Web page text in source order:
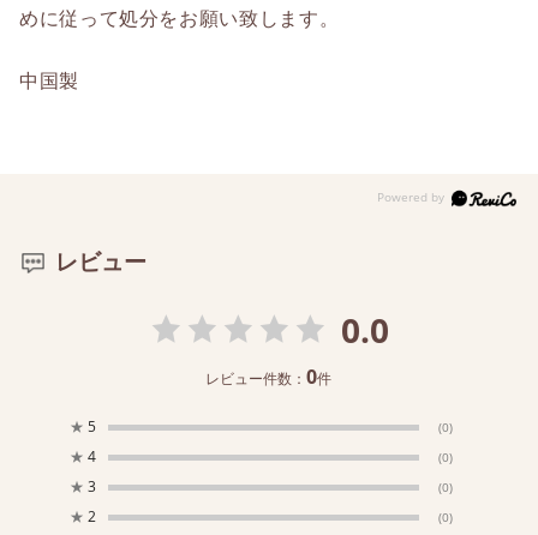
めに従って処分をお願い致します。
中国製
レビュー
0.0
レビュー件数：0件
★ 5 (0)
★ 4 (0)
★ 3 (0)
★ 2 (0)